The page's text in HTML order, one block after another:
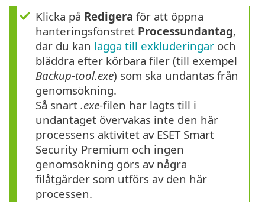
Klicka på Redigera för att öppna
hanteringsfönstret Processundantag,
där du kan lägga till exkluderingar och
bläddra efter körbara filer (till exempel
Backup-tool.exe) som ska undantas från
genomsökning.
Så snart .exe-filen har lagts till i
undantaget övervakas inte den här
processens aktivitet av ESET Smart
Security Premium och ingen
genomsökning görs av några
filåtgärder som utförs av den här
processen.